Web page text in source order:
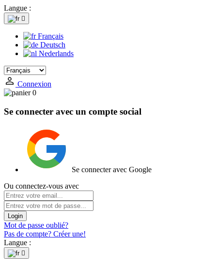
Langue :

Français
Deutsch
Nederlands
Connexion
0
Se connecter avec un compte social
Se connecter avec Google
Ou connectez-vous avec
Login
Mot de passe oublié?
Pas de compte? Créer une!
Langue :
